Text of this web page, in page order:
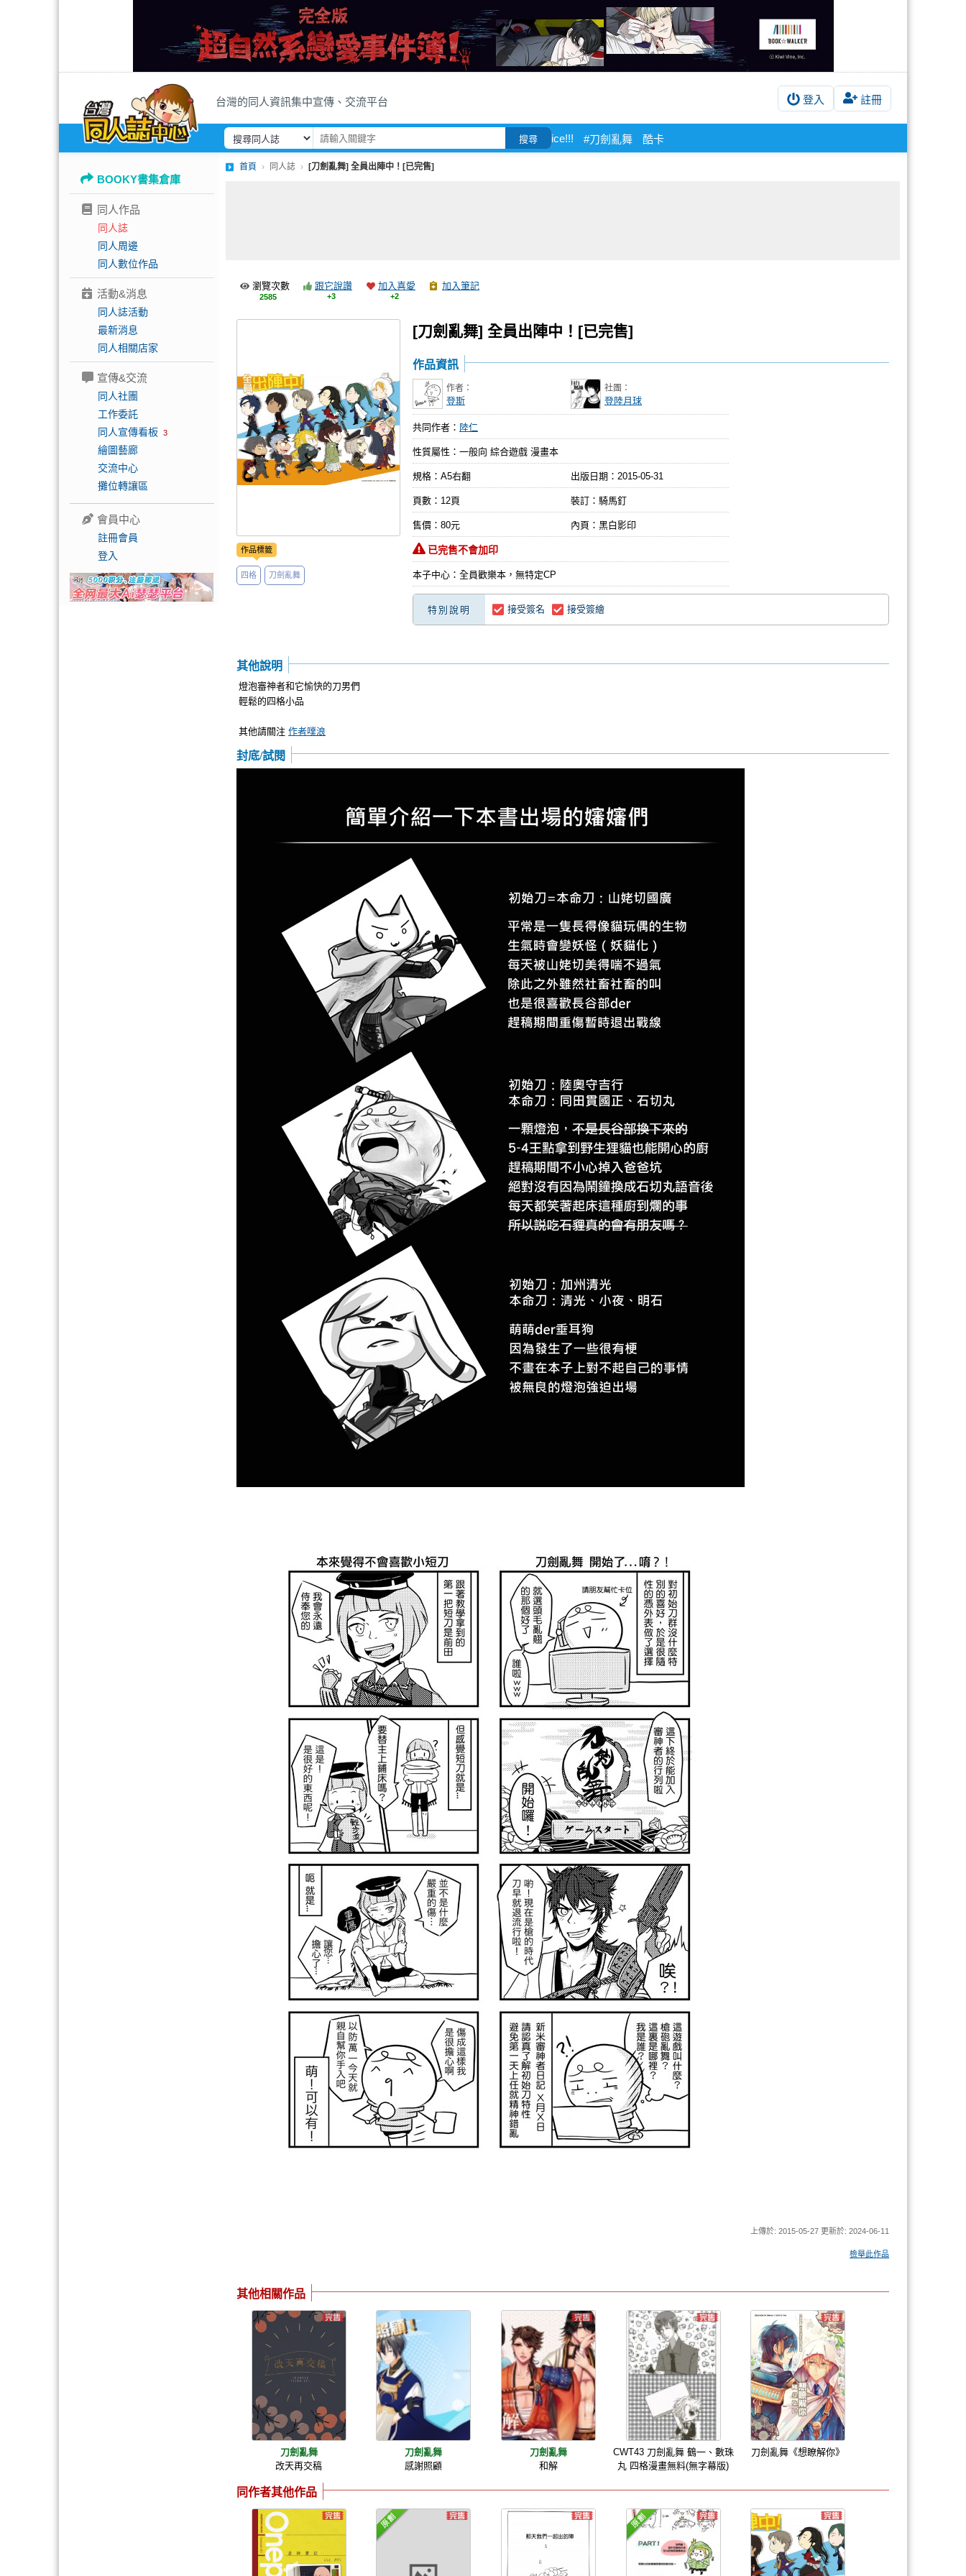
台灣的同人資訊集中宣傳、交流平台 登入 註冊
搜尋 ice!!! #刀劍亂舞 酷卡
BOOKY書集倉庫
同人作品
同人誌
同人周邊
同人數位作品
活動&消息
同人誌活動
最新消息
同人相關店家
宣傳&交流
同人社團
工作委託
同人宣傳看板 3
繪圖藝廊
交流中心
攤位轉讓區
會員中心
註冊會員
登入
首頁 同人誌 [刀劍亂舞] 全員出陣中！[已完售]
瀏覽次數
2585
跟它說讚
+3
加入喜愛
+2
加入筆記
[刀劍亂舞] 全員出陣中！[已完售]
作品標籤
四格 刀劍亂舞
作品資訊
作者：
登斯
社團：
登陸月球
共同作者： 陸仁
性質屬性：一般向 綜合遊戲 漫畫本
規格：A5右翻 出版日期： 2015-05-31
頁數：12頁 裝訂：騎馬釘
售價：80元 內頁：黑白影印
已完售不會加印
本子中心：全員歡樂本，無特定CP
特別說明 接受簽名 接受簽繪
其他說明
燈泡審神者和它愉快的刀男們
輕鬆的四格小品
其他請關注 作者噗浪
封底/試閱
上傳於: 2015-05-27 更新於: 2024-06-11
檢舉此作品
其他相關作品
刀劍亂舞
改天再交稿
刀劍亂舞
感謝照顧
刀劍亂舞
和解
CWT43 刀劍亂舞 鶴一、數珠
丸 四格漫畫無料(無字幕版)
刀劍亂舞《想瞭解你》
同作者其他作品